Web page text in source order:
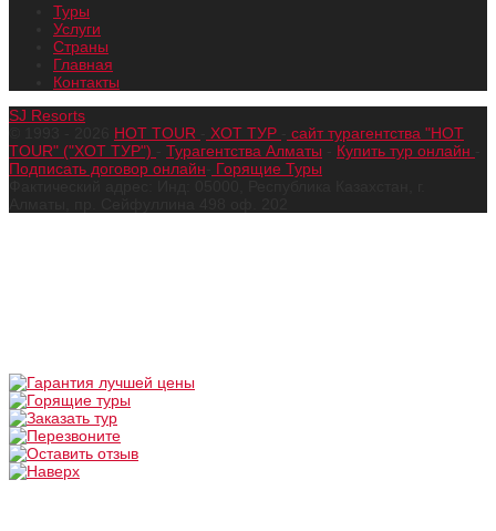
Туры
Услуги
Страны
Главная
Контакты
SJ Resorts
HOT TOUR ХОТ ТУР
сайт турагентства "HOT
TOUR" ("ХОТ ТУР")
Турагентства Алматы Купить тур онлайн
Подписать договор онлайн
Горящие Туры